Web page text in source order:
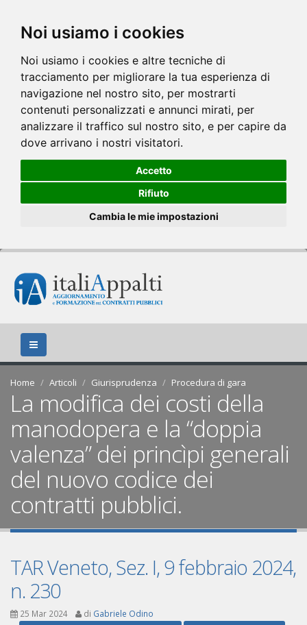
Noi usiamo i cookies
Noi usiamo i cookies e altre tecniche di
tracciamento per migliorare la tua esperienza di
navigazione nel nostro sito, per mostrarti
contenuti personalizzati e annunci mirati, per
analizzare il traffico sul nostro sito, e per capire da
dove arrivano i nostri visitatori.
Accetto
Rifiuto
Cambia le mie impostazioni
Home Articoli Giurisprudenza Procedura di gara
La modifica dei costi della
manodopera e la “doppia
valenza” dei princìpi generali
del nuovo codice dei
contratti pubblici.
TAR Veneto, Sez. I, 9 febbraio 2024,
n. 230
25 Mar 2024 di Gabriele Odino